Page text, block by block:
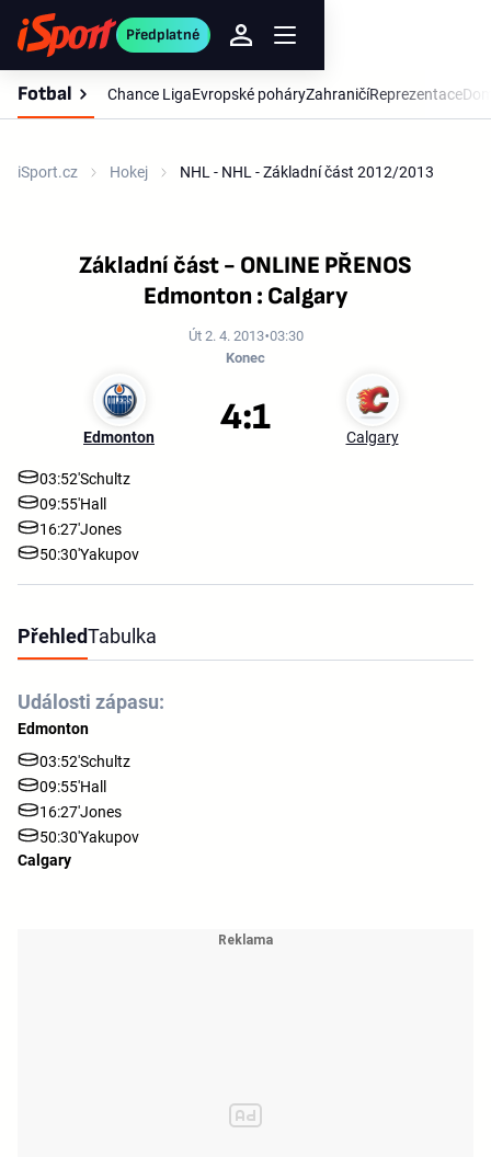
Předplatné
Fotbal Chance LigaEvropské poháryZahraničíReprezentace
iSport.cz Hokej NHL - NHL - Základní část 2012/2013
Základní část - ONLINE PŘENOS
Edmonton : Calgary
Út 2. 4. 2013 03:30
Konec
Edmonton Calgary
4:1
03:52'Schultz
09:55'Hall
16:27'Jones
50:30'Yakupov
PřehledTabulka
Události zápasu:
Edmonton
03:52'Schultz
09:55'Hall
16:27'Jones
50:30'Yakupov
Calgary